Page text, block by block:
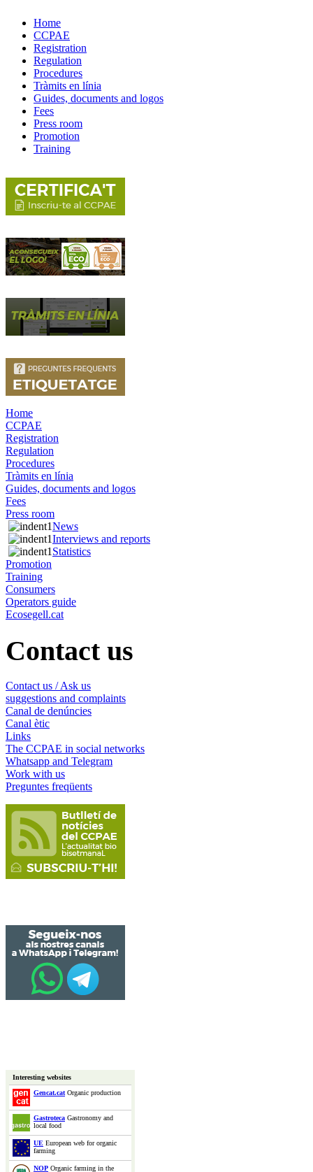
Home
CCPAE
Registration
Regulation
Procedures
Tràmits en línia
Guides, documents and logos
Fees
Press room
Promotion
Training
Home
CCPAE
Registration
Regulation
Procedures
Tràmits en línia
Guides, documents and logos
Fees
Press room
News
Interviews and reports
Statistics
Promotion
Training
Consumers
Operators guide
Ecosegell.cat
Contact us
Contact us / Ask us
suggestions and complaints
Canal de denúncies
Canal ètic
Links
The CCPAE in social networks
Whatsapp and Telegram
Work with us
Preguntes freqüents
Interesting websites
Gencat.catOrganic production
Gastroteca Gastronomy and
local food
UE European web for organic
farming
NOP Organic farming in the